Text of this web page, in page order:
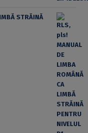
STRĂINĂ